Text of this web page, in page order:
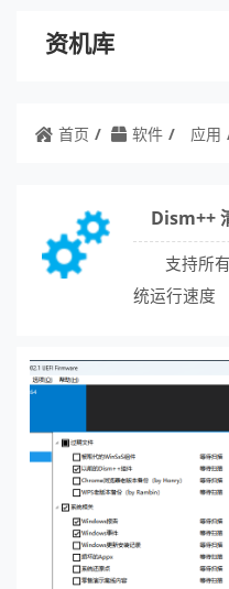
资机库
首页 软件 应用
Dism++
支持所
统运行速度